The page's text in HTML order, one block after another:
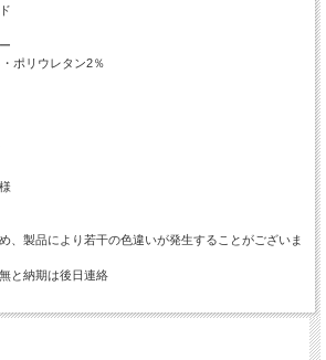
ポリウレタン2％
、製品により若干の色違いが発生することがございま
と納期は後日連絡